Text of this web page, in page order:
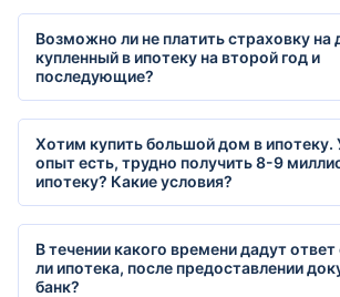
Возможно ли не платить страховку на
купленный в ипотеку на второй год и
последующие?
Хотим купить большой дом в ипотеку.
опыт есть, трудно получить 8-9
ипотеку? Какие условия?
В течении какого времени дадут
ли ипотека, после предоставлении
банк?